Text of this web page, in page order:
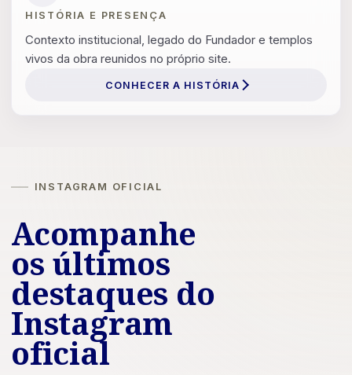
HISTÓRIA E PRESENÇA
Contexto institucional, legado do Fundador e templos
vivos da obra reunidos no próprio site.
CONHECER A HISTÓRIA
INSTAGRAM OFICIAL
Acompanhe
os últimos
destaques do
Instagram
oficial